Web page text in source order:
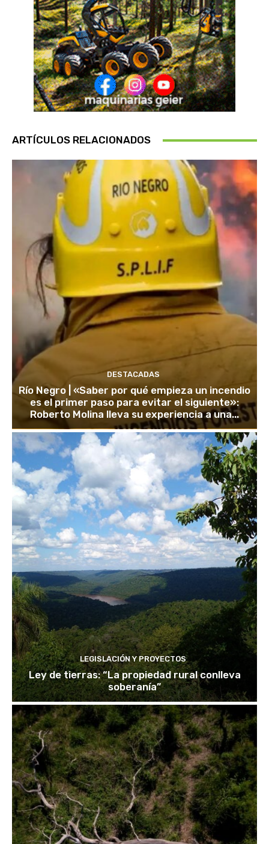
ARTÍCULOS RELACIONADOS
DESTACADAS
Río Negro | «Saber por qué empieza un incendio
es el primer paso para evitar el siguiente»:
Roberto Molina lleva su experiencia a una...
LEGISLACIÓN Y PROYECTOS
Ley de tierras: “La propiedad rural conlleva
soberanía”